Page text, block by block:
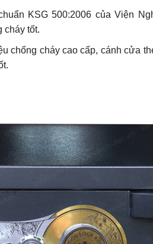
KSG 500:2006 của Viện
cháy tốt.
chống cháy cao cấp, cánh cửa